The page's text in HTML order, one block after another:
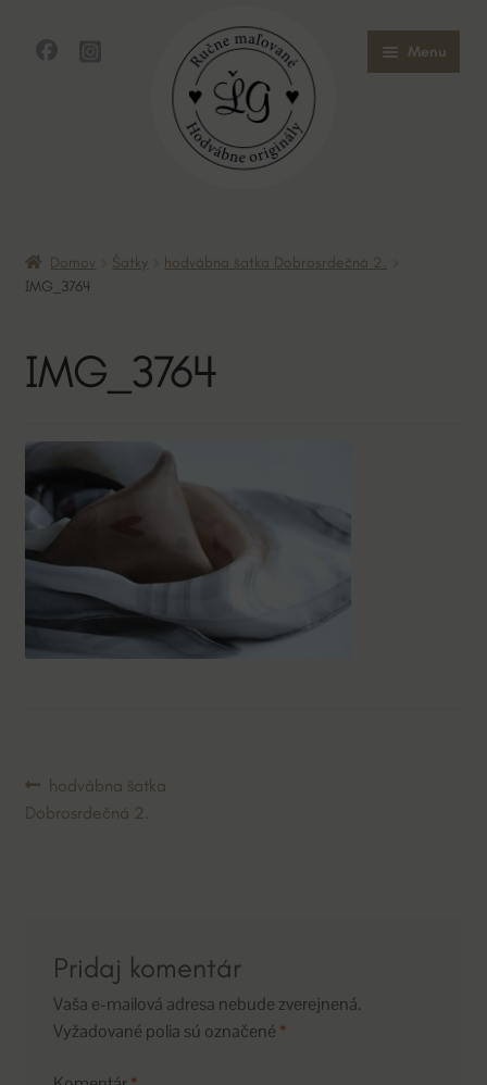
Menu
Obchod
O hodvábe
Kontakt
Domov Šatky
hodvábna šatka Dobrosrdečná 2.
IMG_3764
IMG_3764
Navigácia
Predchádzajúci
článok:
hodvábna šatka
Dobrosrdečná 2.
Pridaj komentár
Vaša e-mailová adresa nebude zverejnená.
Vyžadované polia sú označené *